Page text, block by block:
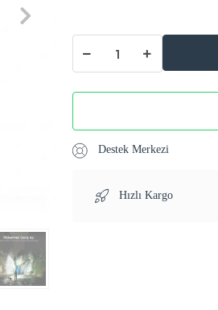
Destek Merkezi
Hızlı Kargo